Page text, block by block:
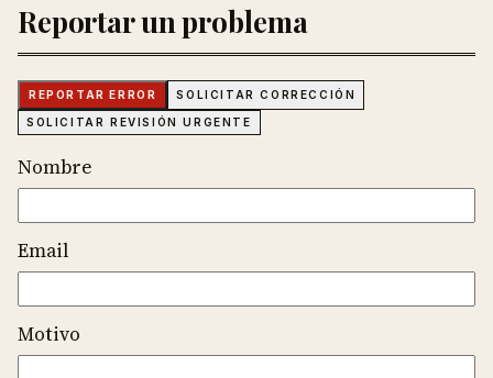
Reportar un problema
REPORTAR ERROR SOLICITAR CORRECCIÓN
SOLICITAR REVISIÓN URGENTE
Nombre
Email
Motivo